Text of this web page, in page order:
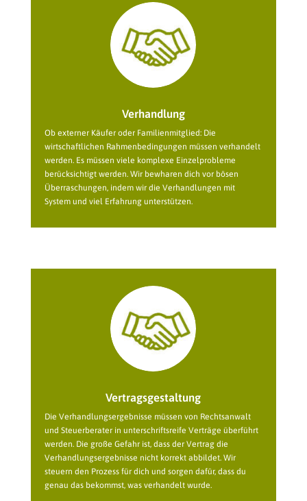
Verhandlung
Ob externer Käufer oder Familienmitglied: Die
wirtschaftlichen Rahmenbedingungen müssen verhandelt
werden. Es müssen viele komplexe Einzelprobleme
berücksichtigt werden. Wir bewharen dich vor bösen
Überraschungen, indem wir die Verhandlungen mit
System und viel Erfahrung unterstützen.
Vertragsgestaltung
Die Verhandlungsergebnisse müssen von Rechtsanwalt
und Steuerberater in unterschriftsreife Verträge überführt
werden. Die große Gefahr ist, dass der Vertrag die
Verhandlungsergebnisse nicht korrekt abbildet. Wir
steuern den Prozess für dich und sorgen dafür, dass du
genau das bekommst, was verhandelt wurde.